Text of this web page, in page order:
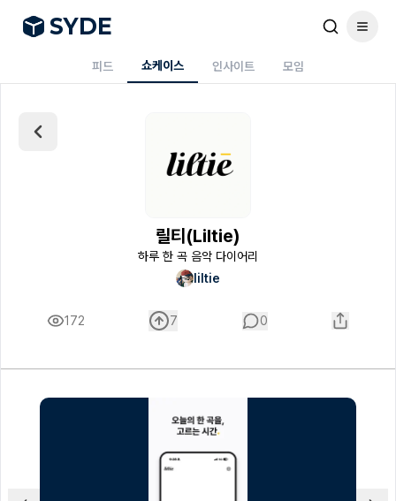
SYDE
피드 쇼케이스 인사이트 모임
릴티(Liltie)
하루 한 곡 음악 다이어리
liltie
172 7 0